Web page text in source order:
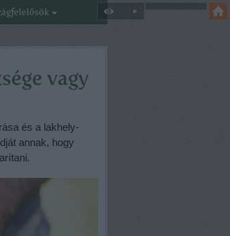
vagy
és a lakhely-
annak, hogy